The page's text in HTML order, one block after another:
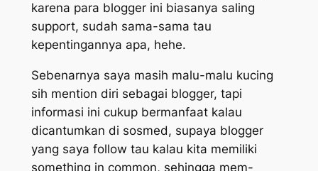
karena para blogger ini biasanya saling
support, sudah sama-sama tau
kepentingannya apa, hehe.
Sebenarnya saya masih malu-malu kucing
sih mention diri sebagai blogger, tapi
informasi ini cukup bermanfaat kalau
dicantumkan di sosmed, supaya blogger
yang saya follow tau kalau kita memiliki
something in common, sehingga mem-